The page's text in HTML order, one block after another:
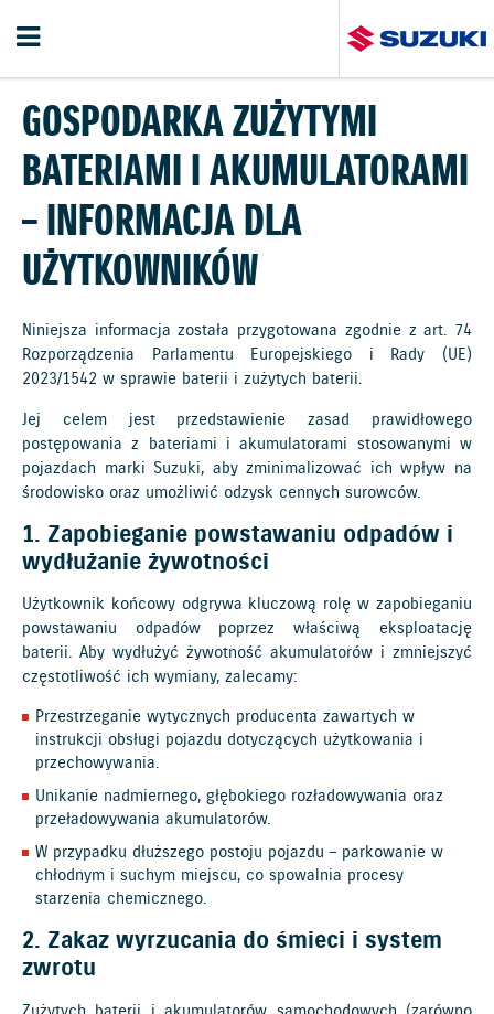
GOSPODARKA ZUŻYTYMI
BATERIAMI I AKUMULATORAMI
– INFORMACJA DLA
UŻYTKOWNIKÓW
Niniejsza informacja została przygotowana zgodnie z art. 74
Rozporządzenia Parlamentu Europejskiego i Rady (UE)
2023/1542 w sprawie baterii i zużytych baterii.
Jej celem jest przedstawienie zasad prawidłowego
postępowania z bateriami i akumulatorami stosowanymi w
pojazdach marki Suzuki, aby zminimalizować ich wpływ na
środowisko oraz umożliwić odzysk cennych surowców.
1. Zapobieganie powstawaniu odpadów i
wydłużanie żywotności
Użytkownik końcowy odgrywa kluczową rolę w zapobieganiu
powstawaniu odpadów poprzez właściwą eksploatację
baterii. Aby wydłużyć żywotność akumulatorów i zmniejszyć
częstotliwość ich wymiany, zalecamy:
Przestrzeganie wytycznych producenta zawartych w
instrukcji obsługi pojazdu dotyczących użytkowania i
przechowywania.
Unikanie nadmiernego, głębokiego rozładowywania oraz
przeładowywania akumulatorów.
W przypadku dłuższego postoju pojazdu – parkowanie w
chłodnym i suchym miejscu, co spowalnia procesy
starzenia chemicznego.
2. Zakaz wyrzucania do śmieci i system
zwrotu